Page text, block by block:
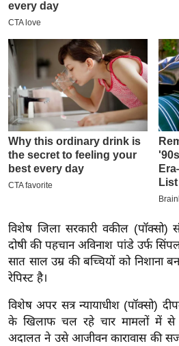
I
P
L
2
0
2
6
क्रा
इ
म
-
पे
प
र
मि
सा
ल
विशेष जिला सरकारी वकील (पॉक्सो)
दोषी की पहचान अविनाश पांडे उर्फ
सात साल उम्र की बच्चियों को निशाना
रेपिस्ट है।
विशेष अपर सत्र न्यायाधीश (पॉक्सो)
के खिलाफ चल रहे चार मामलों में से
अदालत ने उसे आजीवन कारावास की